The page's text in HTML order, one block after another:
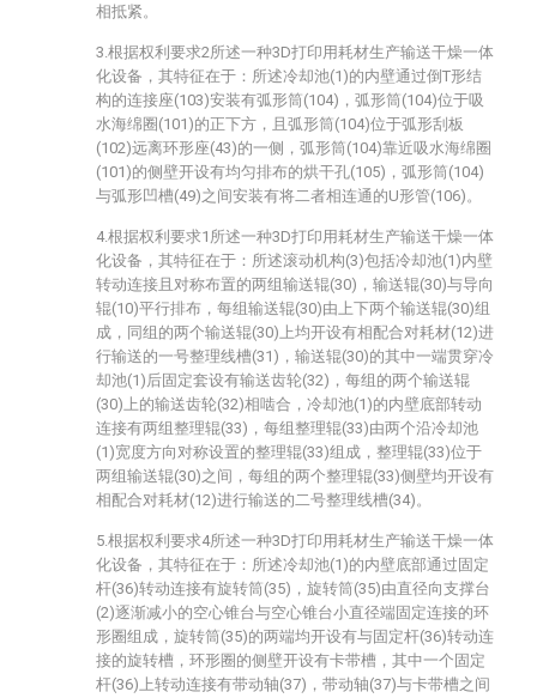
相抵紧。
3.根据权利要求2所述一种3D打印用耗材生产输送干燥一体
化设备，其特征在于：所述冷却池(1)的内壁通过倒T形结
构的连接座(103)安装有弧形筒(104)，弧形筒(104)位于吸
水海绵圈(101)的正下方，且弧形筒(104)位于弧形刮板
(102)远离环形座(43)的一侧，弧形筒(104)靠近吸水海绵圈
(101)的侧壁开设有均匀排布的烘干孔(105)，弧形筒(104)
与弧形凹槽(49)之间安装有将二者相连通的U形管(106)。
4.根据权利要求1所述一种3D打印用耗材生产输送干燥一体
化设备，其特征在于：所述滚动机构(3)包括冷却池(1)内壁
转动连接且对称布置的两组输送辊(30)，输送辊(30)与导向
辊(10)平行排布，每组输送辊(30)由上下两个输送辊(30)组
成，同组的两个输送辊(30)上均开设有相配合对耗材(12)进
行输送的一号整理线槽(31)，输送辊(30)的其中一端贯穿冷
却池(1)后固定套设有输送齿轮(32)，每组的两个输送辊
(30)上的输送齿轮(32)相啮合，冷却池(1)的内壁底部转动
连接有两组整理辊(33)，每组整理辊(33)由两个沿冷却池
(1)宽度方向对称设置的整理辊(33)组成，整理辊(33)位于
两组输送辊(30)之间，每组的两个整理辊(33)侧壁均开设有
相配合对耗材(12)进行输送的二号整理线槽(34)。
5.根据权利要求4所述一种3D打印用耗材生产输送干燥一体
化设备，其特征在于：所述冷却池(1)的内壁底部通过固定
杆(36)转动连接有旋转筒(35)，旋转筒(35)由直径向支撑台
(2)逐渐减小的空心锥台与空心锥台小直径端固定连接的环
形圈组成，旋转筒(35)的两端均开设有与固定杆(36)转动连
接的旋转槽，环形圈的侧壁开设有卡带槽，其中一个固定
杆(36)上转动连接有带动轴(37)，带动轴(37)与卡带槽之间